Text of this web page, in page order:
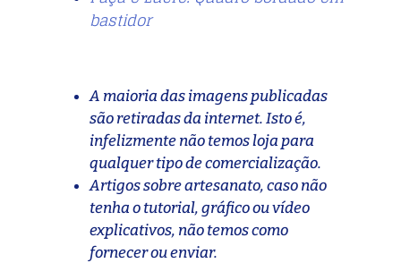
bastidor
A maioria das imagens publicadas
são retiradas da internet. Isto é,
infelizmente não temos loja para
qualquer tipo de comercialização.
Artigos sobre artesanato, caso não
tenha o tutorial, gráfico ou vídeo
explicativos, não temos como
fornecer ou enviar.